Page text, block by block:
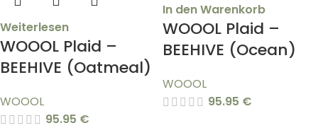
Weiterlesen
WOOOL Plaid –
BEEHIVE (Oatmeal)
WOOOL
95.95 €
In den Warenkorb
WOOOL Plaid –
BEEHIVE (Ocean)
WOOOL
95.95 €